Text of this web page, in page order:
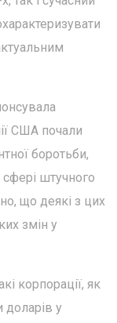
США почали
боротьби,
штучного
що деякі з цих
змін у
корпорації, як
доларів у